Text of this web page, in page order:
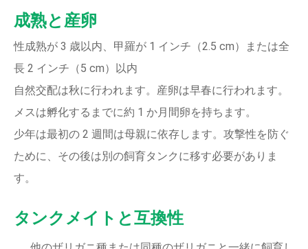
成熟と産卵
性成熟が 3 歳以内、甲羅が 1 インチ（2.5 cm）または全
長 2 インチ（5 cm）以内
自然交配は秋に行われます。産卵は早春に行われます。
メスは孵化するまでに約 1 か月間卵を持ちます。
少年は最初の 2 週間は母親に依存します。攻撃性を防ぐ
ために、その後は別の飼育タンクに移す必要がありま
す。
タンクメイトと互換性